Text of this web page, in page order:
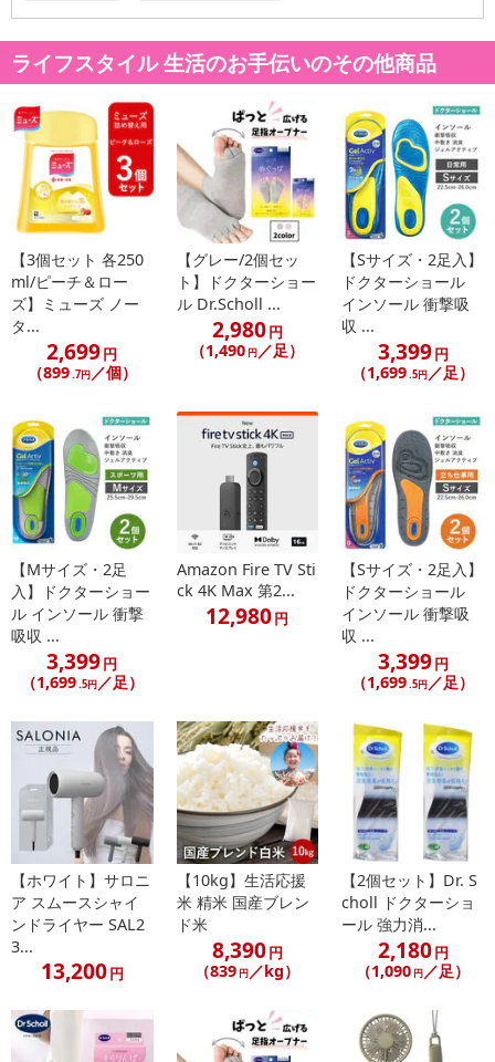
ライフスタイル 生活のお手伝いのその他商品
【3個セット 各250
ml/ピーチ＆ロー
ズ】ミューズ ノー
タ...
2,699円
（899 .7円／個）
【グレー/2個セッ
ト】ドクターショー
ル Dr.Scholl ...
2,980円
（1,490 円 ／足）
【Sサイズ・2足入】
ドクターショール
インソール 衝撃吸
収 ...
3,399円
（1,699 .5円 ／足）
【Mサイズ・2足
入】ドクターショー
ル インソール 衝撃
吸収 ...
3,399円
（1,699.5円／足）
Amazon Fire TV Sti
ck 4K Max 第2...
12,980円
【Sサイズ・2足入】
ドクターショール
インソール 衝撃吸
収 ...
3,399円
（1,699.5円／足）
【ホワイト】サロニ
ア スムースシャイ
ンドライヤー SAL2
3...
13,200円
【10kg】生活応援
米 精米 国産ブレン
ド米
8,390円
（839 円／kg）
【2個セット】Dr. S
choll ドクターショ
ール 強力消...
2,180円
（1,090 円／足）